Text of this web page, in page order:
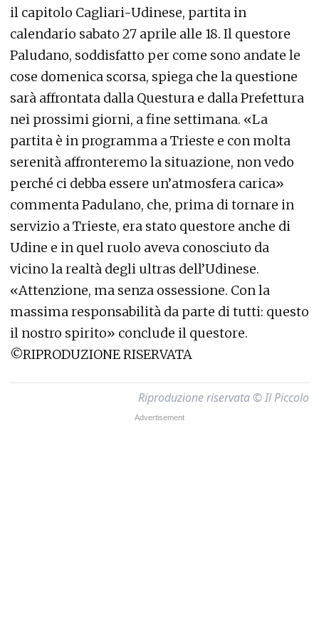
il capitolo Cagliari-Udinese, partita in
calendario sabato 27 aprile alle 18. Il questore
Paludano, soddisfatto per come sono andate le
cose domenica scorsa, spiega che la questione
sarà affrontata dalla Questura e dalla Prefettura
nei prossimi giorni, a fine settimana. «La
partita è in programma a Trieste e con molta
serenità affronteremo la situazione, non vedo
perché ci debba essere un’atmosfera carica»
commenta Padulano, che, prima di tornare in
servizio a Trieste, era stato questore anche di
Udine e in quel ruolo aveva conosciuto da
vicino la realtà degli ultras dell’Udinese.
«Attenzione, ma senza ossessione. Con la
massima responsabilità da parte di tutti: questo
il nostro spirito» conclude il questore.
©RIPRODUZIONE RISERVATA
Riproduzione riservata © Il Piccolo